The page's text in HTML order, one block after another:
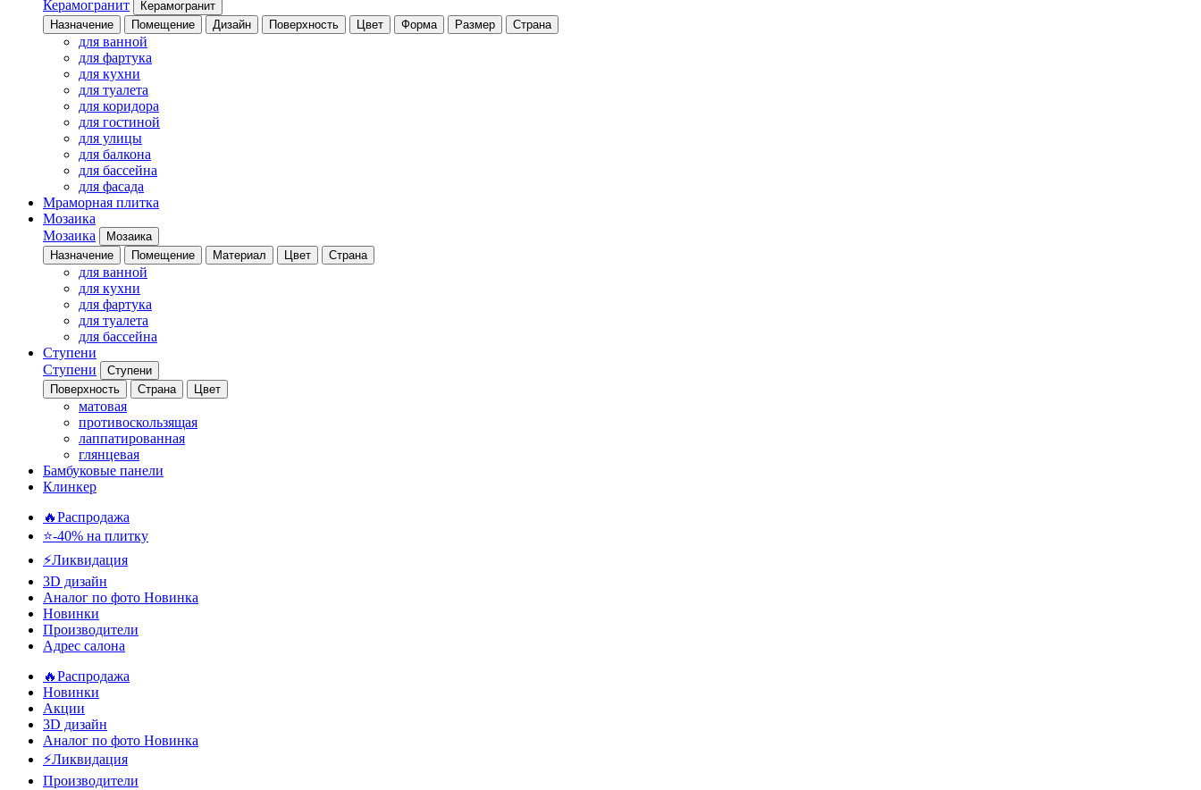
Керамогранит
Керамогранит
Назначение
Помещение Дизайн Поверхность Цвет Форма Размер Страна
для ванной
для фартука
для кухни
для туалета
для коридора
для гостиной
для улицы
для балкона
для бассейна
для фасада
Мраморная плитка
Мозаика
Мозаика
Мозаика
Назначение
Помещение Материал Цвет Страна
для ванной
для кухни
для фартука
для туалета
для бассейна
Ступени
Ступени
Ступени
Поверхность
Страна Цвет
матовая
противоскользящая
лаппатированная
глянцевая
Бамбуковые панели
Клинкер
🔥Распродажа
⭐-40% на плитку
⚡️Ликвидация
3D дизайн
Аналог по фото Новинка
Новинки
Производители
Адрес салона
🔥Распродажа
Новинки
Акции
3D дизайн
Аналог по фото Новинка
⚡Ликвидация
Производители